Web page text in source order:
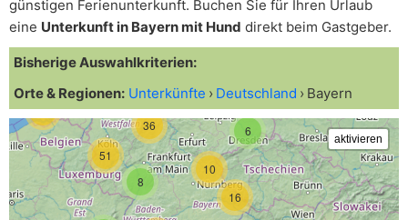
günstigen Ferienunterkunft. Buchen Sie für Ihren Urlaub
eine Unterkunft in Bayern mit Hund direkt beim Gastgeber.
Bisherige Auswahlkriterien:
Orte & Regionen: Unterkünfte Deutschland Bayern
13
8
51
36
16
6
10